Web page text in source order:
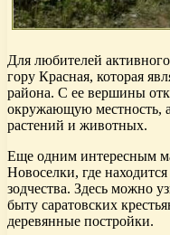
Для любителей
гору Красная, которая
района. С ее вершины
окружающую местность,
растений и животных.
Еще одним интересным
Новоселки, где
зодчества. Здесь можно
быту саратовских
деревянные постройки.